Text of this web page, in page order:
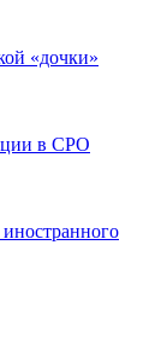
«дочки»
в СРО